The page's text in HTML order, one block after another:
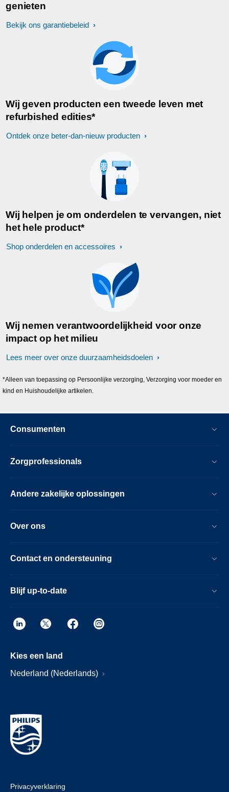
genieten
Bekijk ons garantiebeleid
Wij geven producten een tweede leven met
refurbished edities*
Ontdek onze beter-dan-nieuw producten
Wij helpen je om onderdelen te vervangen, niet
het hele product*
Shop onderdelen en accessoires
Wij nemen verantwoordelijkheid voor onze
impact op het milieu
Lees meer over onze duurzaamheidsdoelen
*Alleen van toepassing op Persoonlijke verzorging, Verzorging voor moeder en
kind en Huishoudelijke artikelen.
Consumenten
Zorgprofessionals
Andere zakelijke oplossingen
Over ons
Contact en ondersteuning
Blijf up-to-date
Kies een land
Nederland (Nederlands)
Privacyverklaring